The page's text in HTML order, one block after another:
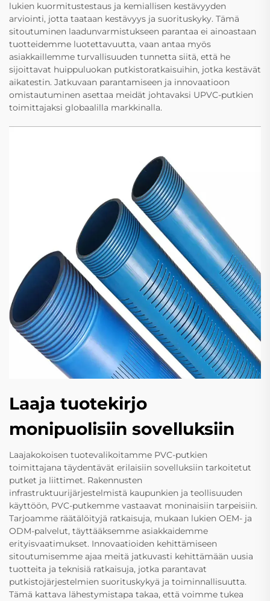
lukien kuormitustestaus ja kemiallisen kestävyyden
arviointi, jotta taataan kestävyys ja suorituskyky. Tämä
sitoutuminen laadunvarmistukseen parantaa ei ainoastaan
tuotteidemme luotettavuutta, vaan antaa myös
asiakkaillemme turvallisuuden tunnetta siitä, että he
sijoittavat huippuluokan putkistoratkaisuihin, jotka kestävät
aikatestin. Jatkuvaan parantamiseen ja innovaatioon
omistautuminen asettaa meidät johtavaksi UPVC-putkien
toimittajaksi globaalilla markkinalla.
Laaja tuotekirjo
monipuolisiin sovelluksiin
Laajakokoisen tuotevalikoitamme PVC-putkien
toimittajana täydentävät erilaisiin sovelluksiin tarkoitetut
putket ja liittimet. Rakennusten
infrastruktuurijärjestelmistä kaupunkien ja teollisuuden
käyttöön, PVC-putkemme vastaavat moninaisiin tarpeisiin.
Tarjoamme räätälöityjä ratkaisuja, mukaan lukien OEM- ja
ODM-palvelut, täyttääksemme asiakkaidemme
erityisvaatimukset. Innovaatioiden kehittämiseen
sitoutumisemme ajaa meitä jatkuvasti kehittämään uusia
tuotteita ja teknisiä ratkaisuja, jotka parantavat
putkistojärjestelmien suorituskykyä ja toiminnallisuutta.
Tämä kattava lähestymistapa takaa, että voimme tukea